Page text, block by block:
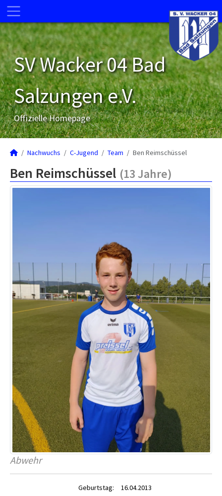
SV Wacker 04 Bad
Salzungen e.V.
Offizielle Homepage
Nachwuchs C-Jugend Team Ben Reimschüssel
Ben Reimschüssel (13 Jahre)
Abwehr
Geburtstag:
16.04.2013